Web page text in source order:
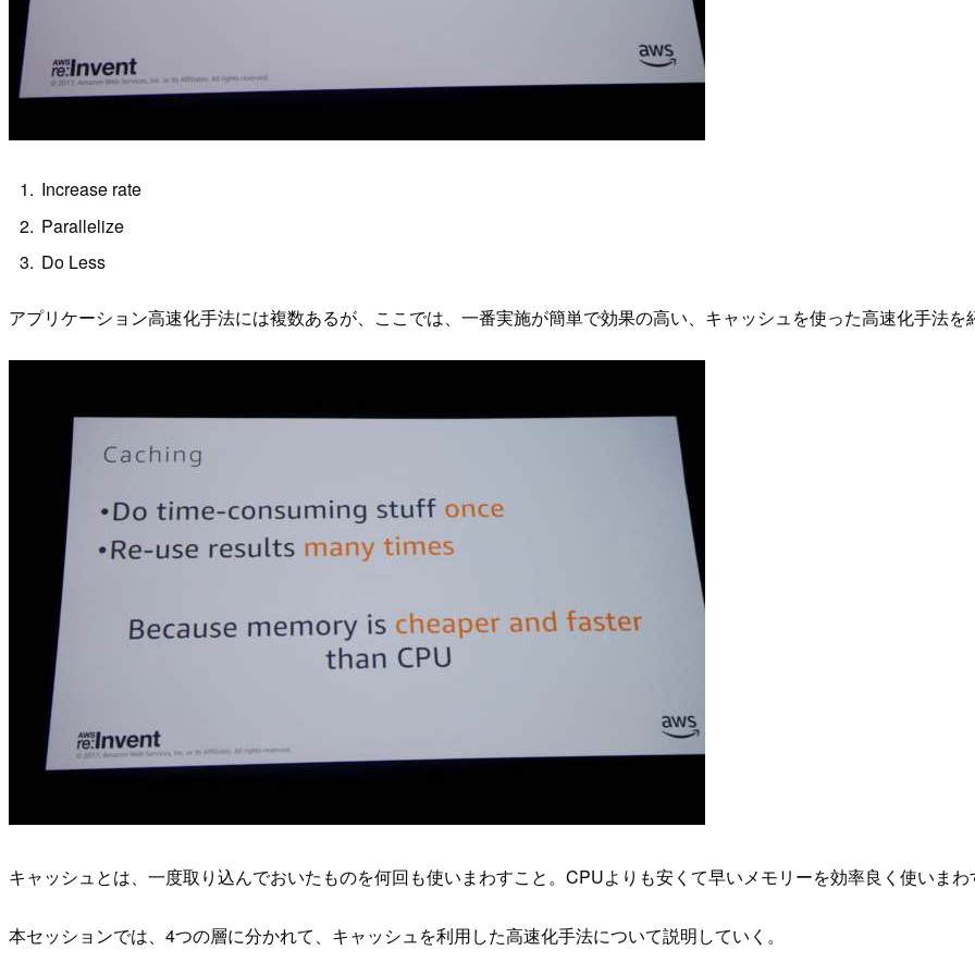
Increase rate
Parallelize
Do Less
アプリケーション高速化手法には複数あるが、ここでは、一番実施が簡単で効果の高い、キャッシュを使った高速化手法を
キャッシュとは、一度取り込んでおいたものを何回も使いまわすこと。CPUよりも安くて早いメモリーを効率良く使いま
本セッションでは、4つの層に分かれて、キャッシュを利用した高速化手法について説明していく。